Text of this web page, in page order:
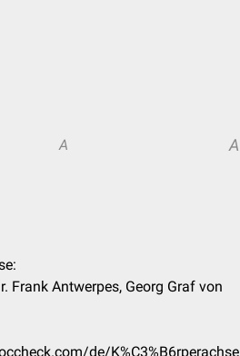
A A
Frank Antwerpes, Georg Graf von
de/K%C3%B6rperachse